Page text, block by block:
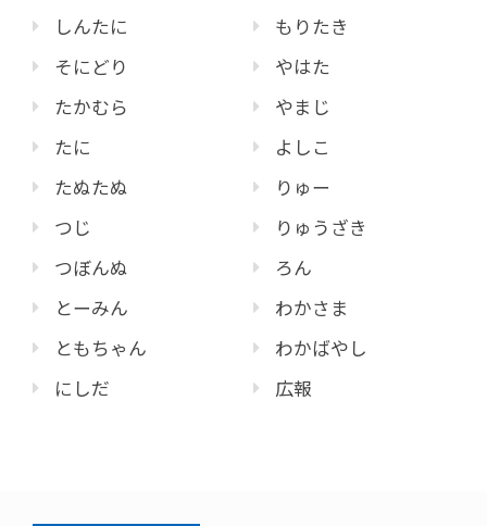
しんたに
そにどり
たかむら
たに
たぬたぬ
つじ
つぼんぬ
とーみん
ともちゃん
にしだ
もりたき
やはた
やまじ
よしこ
りゅー
りゅうざき
ろん
わかさま
わかばやし
広報